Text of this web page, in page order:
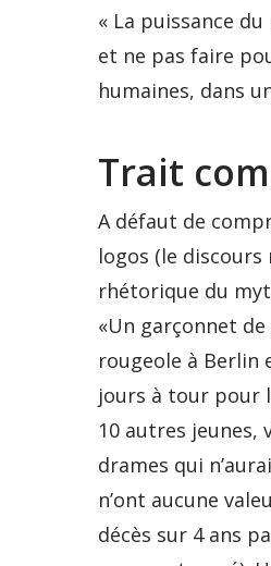
« La puissance
et ne pas faire
humaines, dans
Trait
A défaut de
logos (le
rhétorique du
«Un garçonnet
rougeole à Berlin
jours à tour pour
10 autres jeunes,
drames qui
n’ont aucune
décès sur 4 ans